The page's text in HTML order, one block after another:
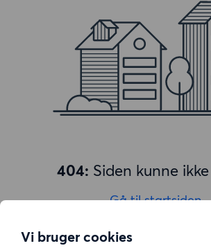
Vi bruger cookies
404: Siden kunne
Gå til startsiden